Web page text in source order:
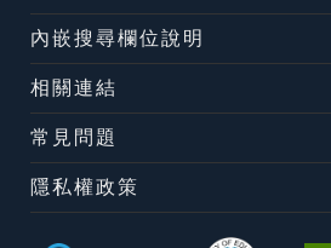
內嵌搜尋欄位說明
相關連結
常見問題
隱私權政策